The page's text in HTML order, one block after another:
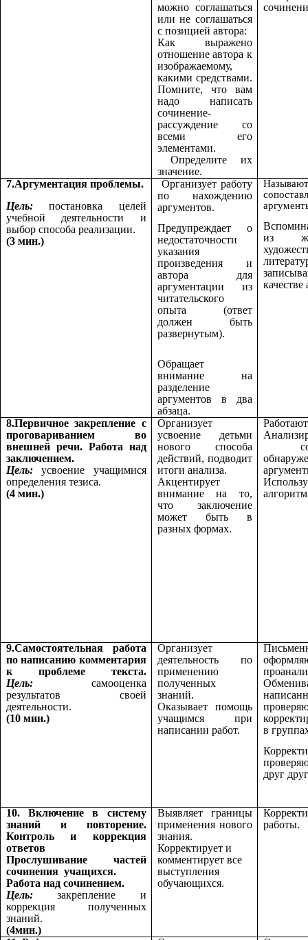
можно соглашаться
или не соглашаться
с позицией автора:
Как выражено
отношение автора к
изображаемому,
какими средствами.
Помните, что вам
надо написать
сочинение-
рассуждение со
всеми его
элементами.
Определите их
значение.
7.Аргументация проблемы.
Цель: постановка целей
учебной деятельности и
выбор способа реализации.
(3 мин.)
Организует работу
по нахождению
аргументов.
Предупреждает о
недостаточности
указания
произведения и
автора для
аргументации из
читательского
опыта (ответ
должен быть
развернутым).
Обращает
внимание на
разделение
аргументов в два
абзаца.
из
качестве
8.Первичное закрепление с
проговариванием во
внешней речи. Работа над
заключением.
Цель: усвоение учащимися
определения тезиса.
(4 мин.)
Организует
усвоение детьми
нового способа
действий, подводит
итоги анализа.
Акцентирует
внимание на то,
что заключение
может быть в
разных формах.
9.Самостоятельная работа
по написанию комментария
к проблеме текста.
Цель: самооценка
результатов своей
деятельности.
(10 мин.)
Организует
деятельность по
применению
полученных
знаний.
Оказывает помощь
учащимся при
написании работ.
в
друг
10. Включение в систему
знаний и повторение.
Контроль и коррекция
ответов
Прослушивание частей
сочинения учащихся.
Работа над сочинением.
Цель: закрепление и
коррекция полученных
знаний.
(4мин.)
Выявляет границы
применения нового
знания.
Корректирует и
комментирует все
выступления
обучающихся.
работы.